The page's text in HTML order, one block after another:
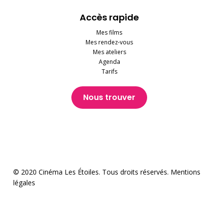
Accès rapide
Mes films
Mes rendez-vous
Mes ateliers
Agenda
Tarifs
Nous trouver
© 2020 Cinéma Les Étoiles. Tous droits réservés. Mentions
légales